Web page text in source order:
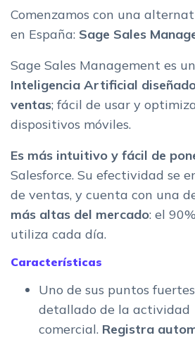
Comenzamos con una
en España: Sage Sales
Sage Sales Management es un
Inteligencia Artificial
ventas; fácil de usar y
dispositivos móviles.
Es más intuitivo y fácil de
Salesforce. Su efectividad se
de ventas, y cuenta con una
más altas del mercado: el
utiliza cada día.
Características
Uno de sus puntos
detallado de la actividad
comercial. Registra